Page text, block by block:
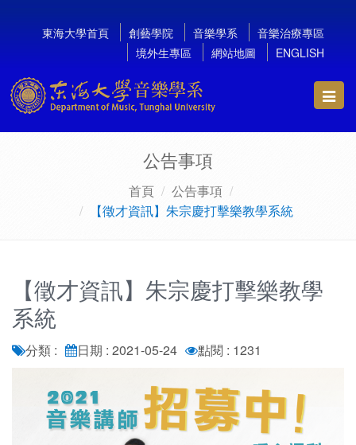
東海大學首頁 創藝學院 音樂學系
音樂治療專區
境外生專區
網站地圖 ENGLISH
公告事項
首頁
公告事項
【徵才資訊】朱宗慶打擊樂教學系統
【徵才資訊】朱宗慶打擊樂教學
系統
分類 : 日期 : 2021-05-24 點閱 : 1231